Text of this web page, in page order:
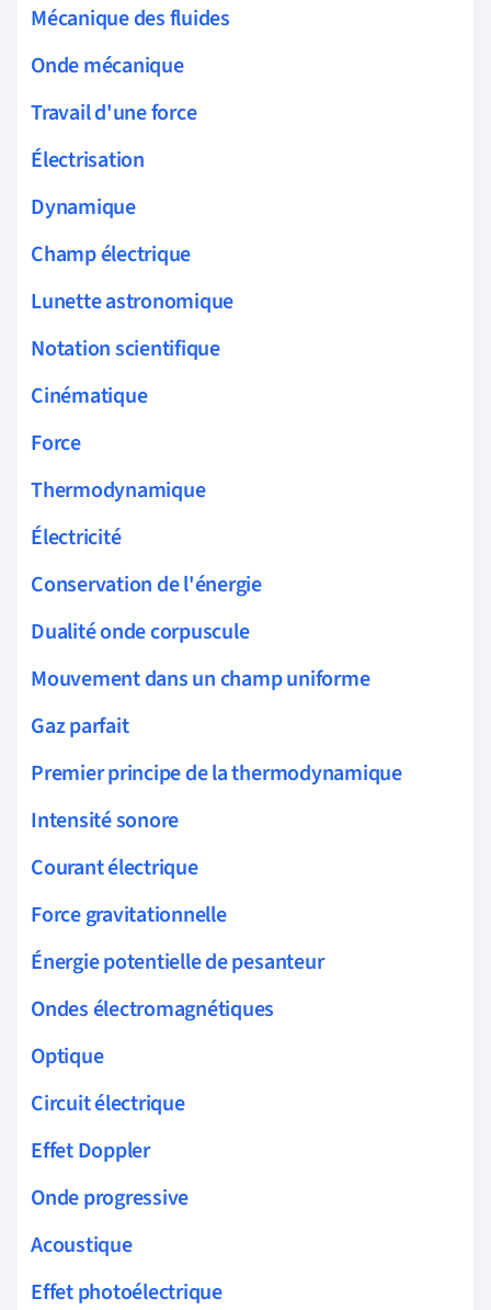
Mécanique des fluides
Onde mécanique
Travail d'une force
Électrisation
Dynamique
Champ électrique
Lunette astronomique
Notation scientifique
Cinématique
Force
Thermodynamique
Électricité
Conservation de l'énergie
Dualité onde corpuscule
Mouvement dans un champ uniforme
Gaz parfait
Premier principe de la thermodynamique
Intensité sonore
Courant électrique
Force gravitationnelle
Énergie potentielle de pesanteur
Ondes électromagnétiques
Optique
Circuit électrique
Effet Doppler
Onde progressive
Acoustique
Effet photoélectrique